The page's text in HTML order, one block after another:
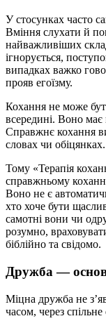
У стосунках часто
Вміння слухати й
найважливіших
ігнорується,
випадках важко
прояв егоїзму.
Кохання не може
всередині. Воно має
Справжнє кохання
словах чи обіцянках.
Тому «Терапія
справжньому
Воно не є
хто хоче бути
самотні вони чи
розумно,
біблійно та свідомо.
Дружба —
Міцна дружба не
часом, через спільне